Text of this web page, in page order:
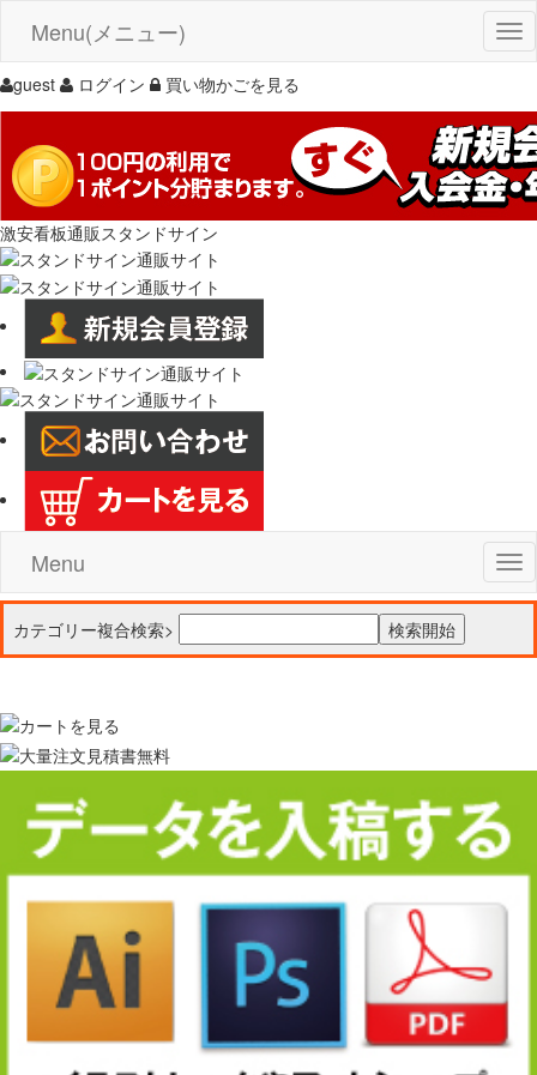
Menu(メニュー)
guest ログイン 買い物かごを見る
激安看板通販スタンドサイン
Menu
カテゴリー複合検索>